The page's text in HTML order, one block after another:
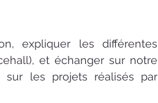
expliquer les différentes
et échanger sur notre
les projets réalisés par